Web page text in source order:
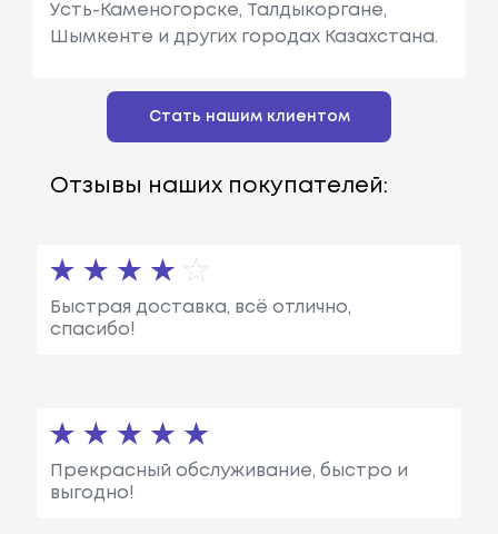
Усть-Каменогорске, Талдыкоргане,
Шымкенте и других городах Казахстана.
Стать нашим клиентом
Отзывы наших покупателей:
Быстрая доставка, всё отлично,
спасибо!
Прекрасный обслуживание, быстро и
выгодно!